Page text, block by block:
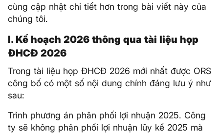
cùng cập nhật chi tiết hơn trong bài viết này của
chúng tôi.
I. Kế hoạch 2026 thông qua tài liệu họp
ĐHCĐ 2026
Trong tài liệu họp ĐHCĐ 2026 mới nhất được ORS
công bố có một số nội dung chính đáng lưu ý như
sau:
Trình phương án phân phối lợi nhuận 2025. Công
ty sẽ không phân phối lợi nhuận lũy kế 2025 mà